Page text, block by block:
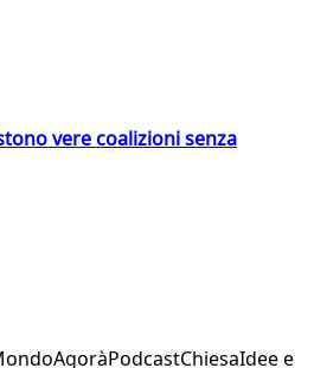
vere coalizioni senza
AgoràPodcastChiesaIdee e